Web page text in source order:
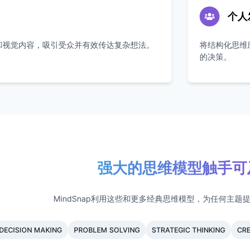
觉内容，吸引受众并有效传达复杂想法。
个人
将结构化思
的决策。
强大的思维模型触手可
MindSnap利用这些和更多经典思维模型，为任何主题
DECISION MAKING PROBLEM SOLVING STRATEGIC THINKING